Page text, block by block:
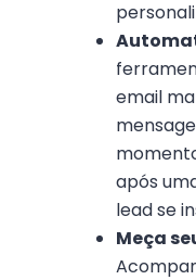
email
após
lead se
Meça